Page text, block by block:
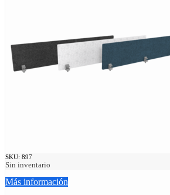
SKU: 897
Sin inventario
Más información